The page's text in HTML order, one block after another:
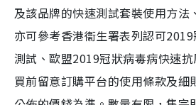
及該品牌的快速測試套裝使用方法
亦可參考香港衞生署表列認可
測試、歐盟2019冠狀病毒病快速
買前留意訂購平台的使用條款及細